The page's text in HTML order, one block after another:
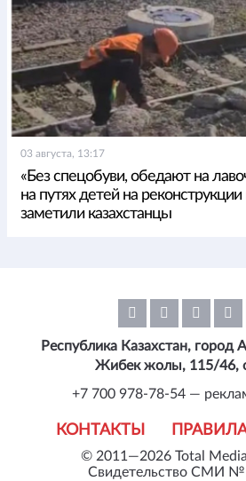
03 августа, 13:17
«Без спецобуви, обедают на
на путях детей на
заметили казахстанцы
© 2011—2026 Total
Свидетельство СМИ
КОНТАКТЫ
Республика Казахстан, город
Жибек жолы, 115/46,
+7 700 978-78-54 —